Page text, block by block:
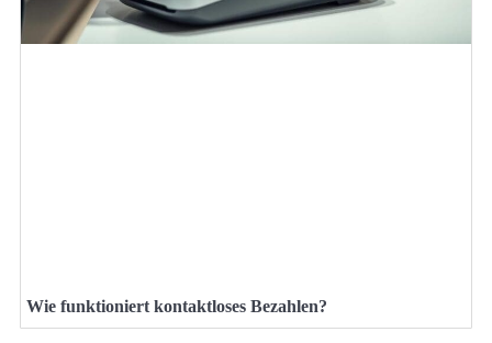
Wie funktioniert kontaktloses Bezahlen?